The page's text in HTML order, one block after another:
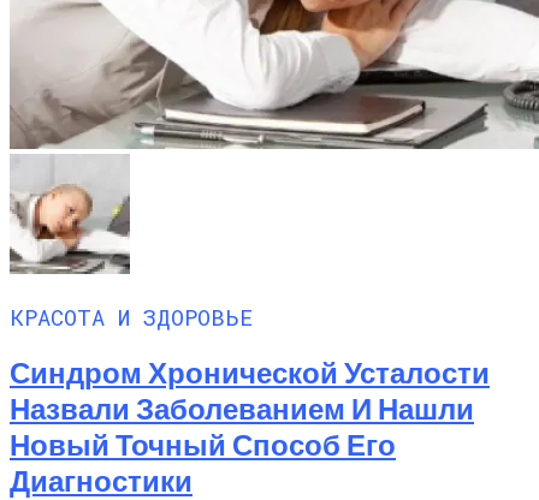
КРАСОТА И ЗДОРОВЬЕ
Синдром Хронической Усталости
Назвали Заболеванием И Нашли
Новый Точный Способ Его
Диагностики